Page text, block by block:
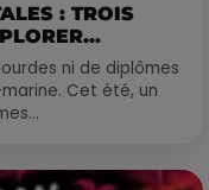
: TROIS
ni de diplômes
Cet été, un